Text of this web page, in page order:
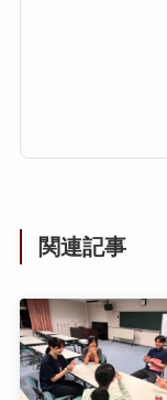
関連記事